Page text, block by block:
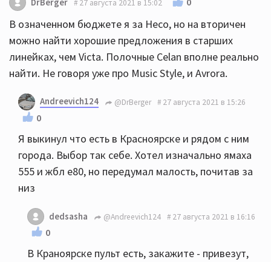
27 августа 2021 в 15:02
В означенном бюджете я за Heco, но на вторичен
можно найти хорошие предложения в старших
линейках, чем Victa. Полочные Celan вполне реально
найти. Не говоря уже про Music Style, и Avrora.
Andreevich124 @DrBerger 27 августа 2021 в 15:26
0
Я выкинул что есть в Красноярске и рядом с ним
города. Выбор так себе. Хотел изначально ямаха
555 и жбл е80, но передумал малость, почитав за
низ
dedsasha @Andreevich124 27 августа 2021 в 16:16
0
В Краноярске пульт есть, закажите - привезут,